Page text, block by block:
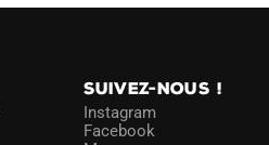
SUIVEZ-NOUS !
Instagram
Facebook